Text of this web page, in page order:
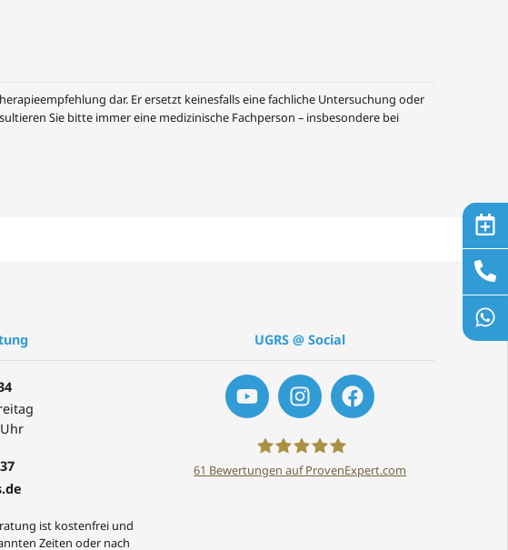
dar. Er ersetzt keinesfalls eine fachliche Untersuchung oder
Sie bitte immer eine medizinische Fachperson – insbesondere bei
ist kostenfrei und
Zeiten oder nach
UGRS @ Social
61 Bewertungen auf ProvenExpert.com